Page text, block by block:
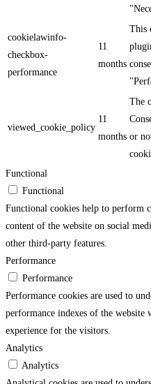
cookielawinfo-
checkbox-
performance
11
months
This
viewed_cookie_policy
11
months
The
or
Functional
Functional
Functional cookies help to perform
content of the website on social
other third-party features.
Performance
Performance
Performance cookies are used to
performance indexes of the
experience for the visitors.
Analytics
Analytics